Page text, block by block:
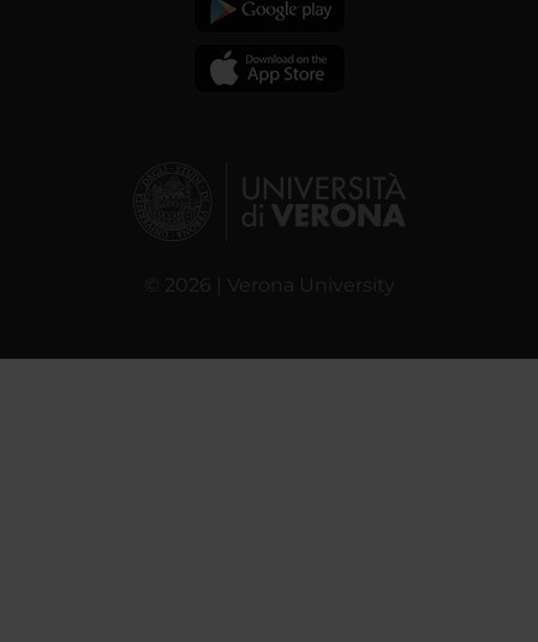
© 2026 | Verona University